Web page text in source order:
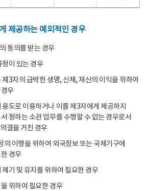
제공하는 예외적인 경우
동의를 받는 경우
정이 있는 경우
3자의 급박한 생명, 신체, 재산의 이익을 위하여
우
도로 이용하거나 이를 제3자에게 제공하지
정하는 소관 업무를 수행할 수 없는 경우로서
결을 거친 경우
의 이행을 위하여 외국정보 또는 국제기구에
경우
기 및 유지를 위하여 필요한 경우
위하여 필요한 경우